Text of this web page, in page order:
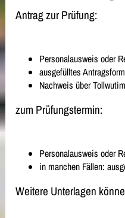
Antrag zur Prüfung:
Personalausweis oder
ausgefülltes
Nachweis über
zum Prüfungstermin:
Personalausweis oder
in manchen Fällen:
Weitere Unterlagen